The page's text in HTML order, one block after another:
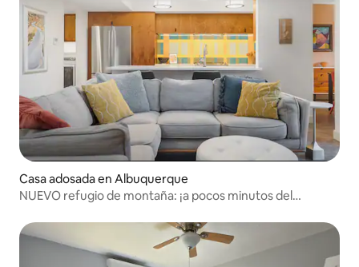
Casa adosada en Albuquerque
NUEVO refugio de montaña: ¡a pocos minutos del